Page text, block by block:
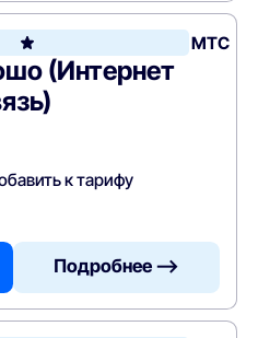
МТС
(Интернет
к тарифу
Подробнее —>